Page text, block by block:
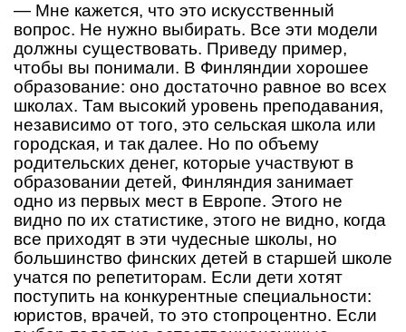
— Мне кажется, что это искусственный
вопрос. Не нужно выбирать. Все эти модели
должны существовать. Приведу пример,
чтобы вы понимали. В Финляндии хорошее
образование: оно достаточно равное во всех
школах. Там высокий уровень преподавания,
независимо от того, это сельская школа или
городская, и так далее. Но по объему
родительских денег, которые участвуют в
образовании детей, Финляндия занимает
одно из первых мест в Европе. Этого не
видно по их статистике, этого не видно, когда
все приходят в эти чудесные школы, но
большинство финских детей в старшей школе
учатся по репетиторам. Если дети хотят
поступить на конкурентные специальности:
юристов, врачей, то это стопроцентно. Если